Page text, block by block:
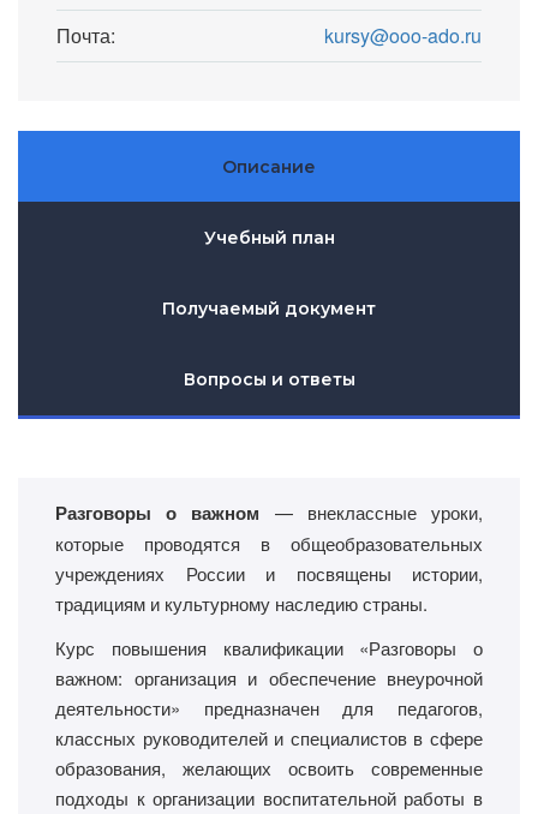
Почта:
kursy@ooo-ado.ru
Описание
Учебный план
Получаемый документ
Вопросы и ответы
Разговоры о важном — внеклассные уроки,
которые проводятся в общеобразовательных
учреждениях России и посвящены истории,
традициям и культурному наследию страны.
Курс повышения квалификации «Разговоры о
важном: организация и обеспечение внеурочной
деятельности» предназначен для педагогов,
классных руководителей и специалистов в сфере
образования, желающих освоить современные
подходы к организации воспитательной работы в